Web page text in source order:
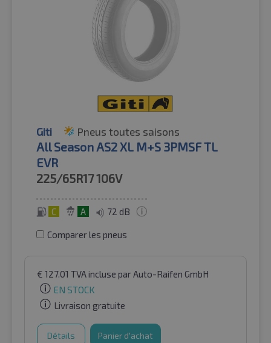
Giti Pneus toutes saisons
All Season AS2 XL M+S 3PMSF TL
EVR
225/65R17106V
C A 72 dB
Comparer les pneus
€ 127.01 TVA incluse par Auto-Raifen GmbH
EN STOCK
Livraison gratuite
Détails Panier d'achat